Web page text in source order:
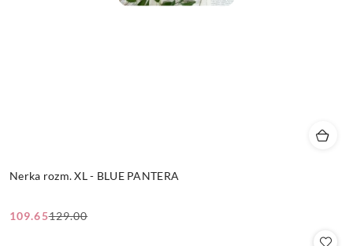
Nerka rozm. XL - BLUE PANTERA
Cena
109.65
Cena
129.00